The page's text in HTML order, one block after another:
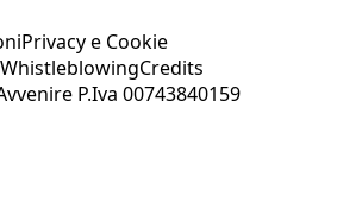
Privacy e Cookie
WhistleblowingCredits
P.Iva 00743840159